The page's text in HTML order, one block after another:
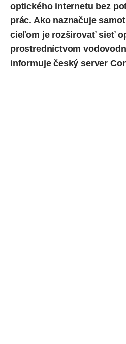
optického internetu bez
prác. Ako naznačuje
cieľom je rozširovať sieť
prostredníctvom
informuje český server